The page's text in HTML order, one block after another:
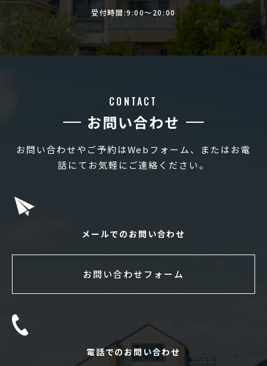
受付時間:9:00〜20:00
CONTACT
お問い合わせ
お問い合わせやご予約はWebフォーム、またはお電
話にてお気軽にご連絡ください。
メールでのお問い合わせ
お問い合わせフォーム
電話でのお問い合わせ